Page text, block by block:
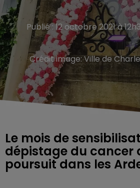
Publié : 12 octobre 2021 à
Crédit image:Ville de
Le mois de
dépistage du cancer
poursuit dans les